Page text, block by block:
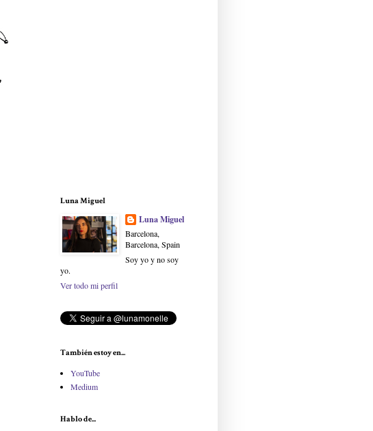
Luna Miguel
Luna Miguel
Barcelona,
Barcelona, Spain
Soy yo y no soy
yo.
Ver todo mi perfil
También estoy en...
YouTube
Medium
Hablo de...